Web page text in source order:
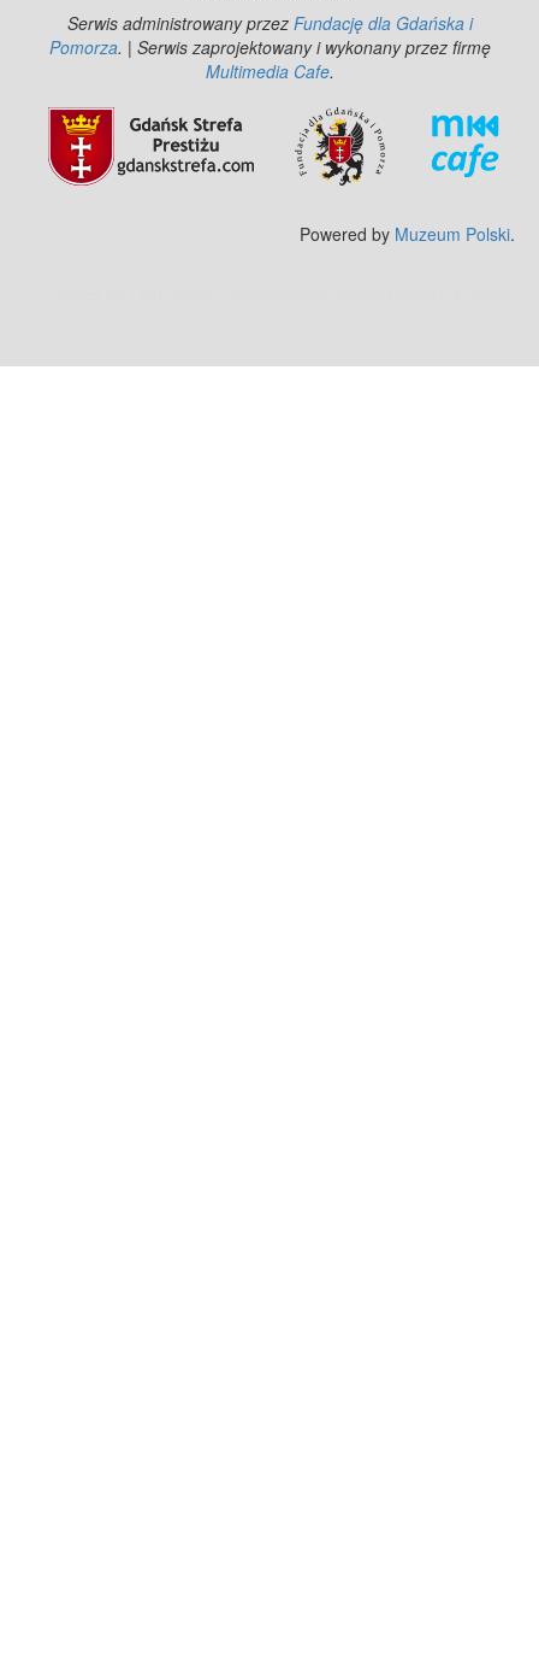
Serwis administrowany przez Fundację dla Gdańska i
Pomorza. | Serwis zaprojektowany i wykonany przez firmę
Multimedia Cafe.
Powered by Muzeum Polski.